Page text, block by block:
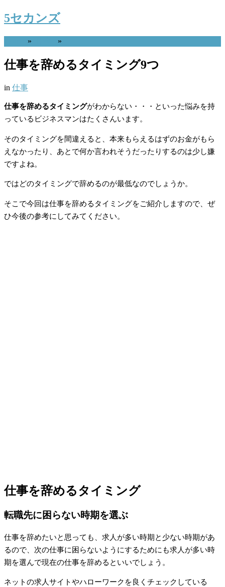
5セカンズ
» »
仕事を辞めるタイミング9つ
in 仕事
仕事を辞めるタイミングがわからない・・・といった悩みを持
っているビジネスマンはたくさんいます。
そのタイミングを間違えると、本来もらえるはずのお金がもら
えなかったり、あとで何か言われそうだったりするのは少し嫌
ですよね。
ではどのタイミングで辞めるのが最低なのでしょうか。
そこで今回は仕事を辞めるタイミングをご紹介しますので、ぜ
ひ今後の参考にしてみてください。
仕事を辞めるタイミング
転職先に困らない時期を選ぶ
仕事を辞めたいと思っても、求人が多い時期と少ない時期があ
るので、次の仕事に困らないようにするためにも求人が多い時
期を選んで現在の仕事を辞めるといいでしょう。
ネットの求人サイトやハローワークを良くチェックしている